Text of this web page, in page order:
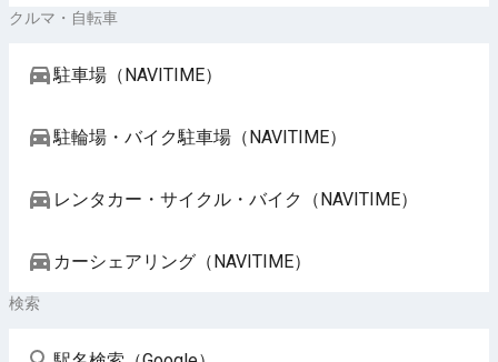
クルマ・自転車
駐車場（NAVITIME）
駐輪場・バイク駐車場（NAVITIME）
レンタカー・サイクル・バイク（NAVITIME）
カーシェアリング（NAVITIME）
検索